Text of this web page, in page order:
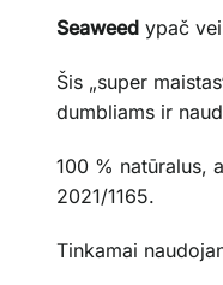
Seaweed ypač
Šis „super
dumbliams ir
100 % natūralus,
2021/1165.
Tinkamai